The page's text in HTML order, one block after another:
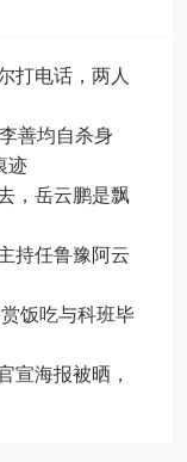
打电话，两人
善均自杀身
迹
，岳云鹏是飘
持任鲁豫阿云
饭吃与科班毕
宣海报被晒，